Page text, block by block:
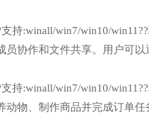
持:winall/win7/win10/
员协作和文件共享。用户可
持:winall/win7/win10/
动物、制作商品并完成订单